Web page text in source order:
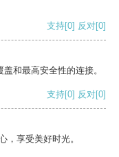
支持[0] 反对[0]
和最高安全性的连接。
支持[0] 反对[0]
，享受美好时光。